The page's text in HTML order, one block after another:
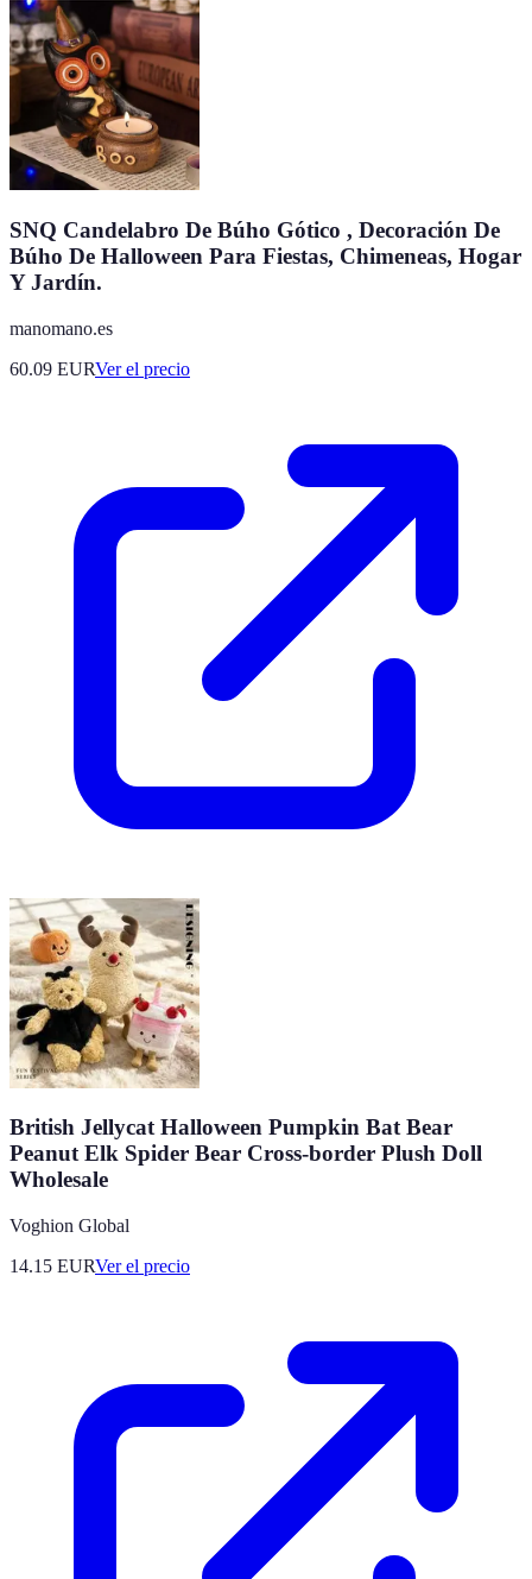
SNQ Candelabro De Búho Gótico , Decoración De
Búho De Halloween Para Fiestas, Chimeneas, Hogar
Y Jardín.
manomano.es
60.09 EURVer el precio
British Jellycat Halloween Pumpkin Bat Bear
Peanut Elk Spider Bear Cross-border Plush Doll
Wholesale
Voghion Global
14.15 EURVer el precio